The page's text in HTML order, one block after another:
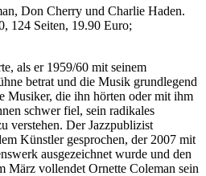
Don Cherry und Charlie Haden.
124 Seiten, 19.90 Euro;
als er 1959/60 mit seinem
betrat und die Musik grundlegend
Musiker, die ihn hörten oder mit ihm
schwer fiel, sein radikales
verstehen. Der Jazzpublizist
Künstler gesprochen, der 2007 mit
ausgezeichnet wurde und den
März vollendet Ornette Coleman sein